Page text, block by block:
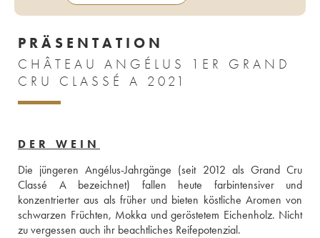
PRÄSENTATION
CHÂTEAU ANGÉLUS 1ER GRAND
CRU CLASSÉ A 2021
DER WEIN
Die jüngeren Angélus-Jahrgänge (seit 2012 als Grand Cru
Classé A bezeichnet) fallen heute farbintensiver und
konzentrierter aus als früher und bieten köstliche Aromen von
schwarzen Früchten, Mokka und geröstetem Eichenholz. Nicht
zu vergessen auch ihr beachtliches Reifepotenzial.